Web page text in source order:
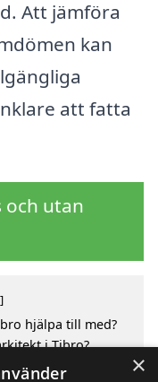
Att jämföra
kan
att fatta
och utan
hjälpa till med?
i Tibro?
i Tibro
×